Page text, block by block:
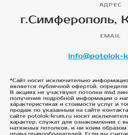
АДРЕС
г.Симферополь,
EMAIL
info@potolok-
*Сайт носит исключительно
является публичной офертой,
В акциях не участвуют потолки msd
получения подробной информации о
характеристиках и стоимости услуг и
продаж по указанным на сайте
сайте potolok-krum.ru носят
характер, служат для ознакомления с
натяжных потолков, и ни коим образом